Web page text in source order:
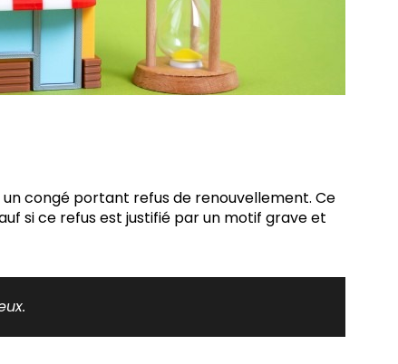
un congé portant refus de renouvellement. Ce
si ce refus est justifié par un motif grave et